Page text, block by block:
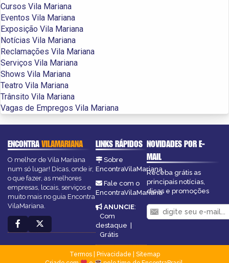
Cursos Vila Mariana
Eventos Vila Mariana
Exposição Vila Mariana
Notícias Vila Mariana
Reclamações Vila Mariana
Serviços Vila Mariana
Shows Vila Mariana
Teatro Vila Mariana
Trânsito Vila Mariana
Vagas de Empregos Vila Mariana
ENCONTRAVILAMARIANA
O melhor de Vila Mariana
num só lugar! Dicas, onde ir,
o que fazer, as melhores
empresas, locais, serviços e
muito mais no guia Encontra
VilaMariana.
LINKS RÁPIDOS
Sobre
EncontraVilaMariana
Fale com o
EncontraVilaMariana
ANUNCIE:
Com
destaque |
Grátis
NOVIDADES POR E-
MAIL
Receba grátis as
principais notícias,
dicas e promoções
Termos| Privacidade
Sitemap